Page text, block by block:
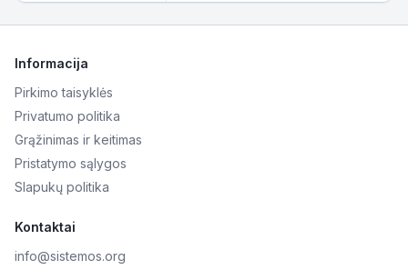
Informacija
Pirkimo taisyklės
Privatumo politika
Grąžinimas ir keitimas
Pristatymo sąlygos
Slapukų politika
Kontaktai
info@sistemos.org